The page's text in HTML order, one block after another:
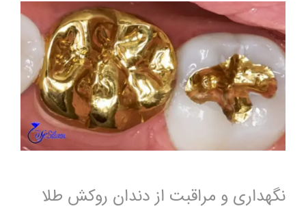
نگهداری و مراقبت از دندان روکش طلا